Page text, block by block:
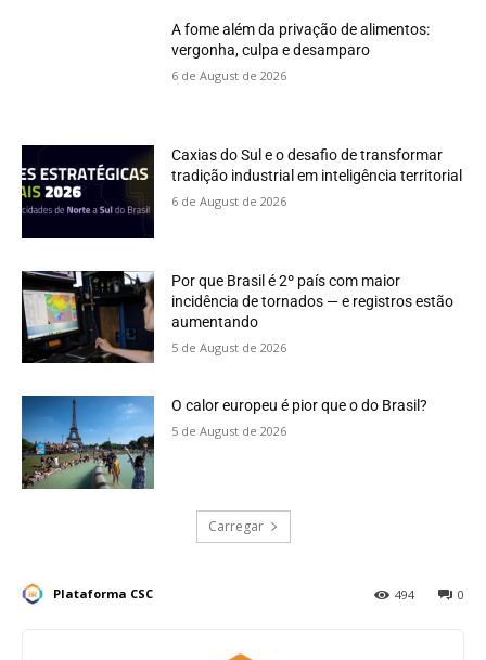
A fome além da privação de alimentos:
vergonha, culpa e desamparo
6 de August de 2026
Caxias do Sul e o desafio de transformar
tradição industrial em inteligência territorial
6 de August de 2026
Por que Brasil é 2º país com maior
incidência de tornados — e registros estão
aumentando
5 de August de 2026
O calor europeu é pior que o do Brasil?
5 de August de 2026
Carregar
Plataforma CSC 0
494